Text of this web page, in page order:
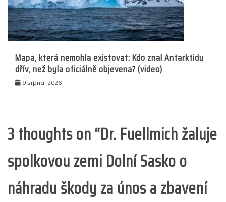
Mapa, která nemohla existovat: Kdo znal Antarktidu
dřív, než byla oficiálně objevena? (video)
9 srpna, 2026
3 thoughts on “Dr. Fuellmich žaluje
spolkovou zemi Dolní Sasko o
náhradu škody za únos a zbavení